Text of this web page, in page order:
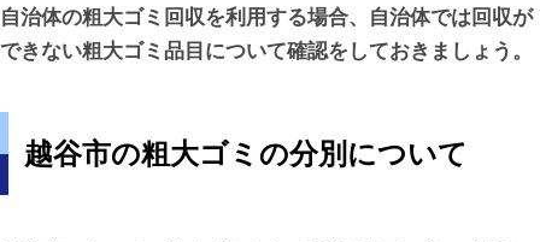
自治体の粗大ゴミ回収を利用する場合、自治体では回収が
できない粗大ゴミ品目について確認をしておきましょう。
越谷市の粗大ゴミの分別について